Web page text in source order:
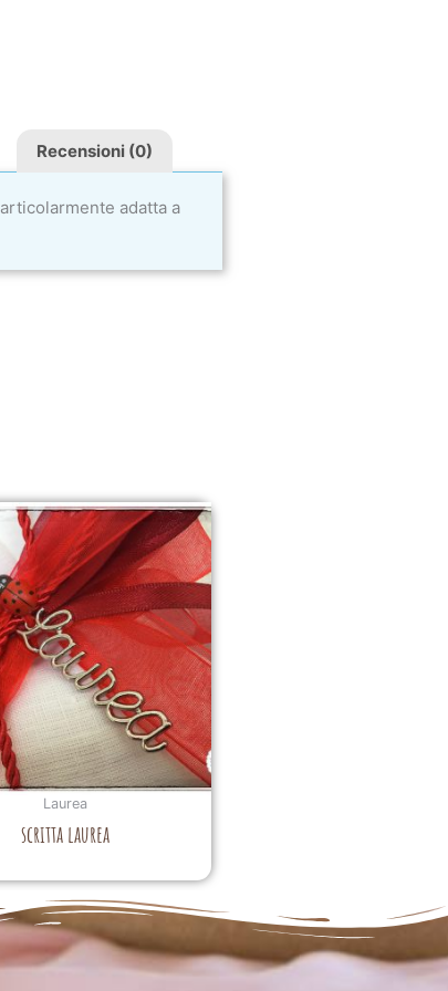
Recensioni (0)
adatta a
Laurea
scritta laurea